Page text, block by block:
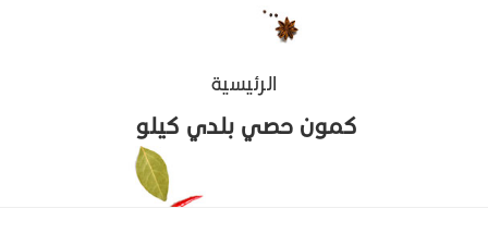
الرئيسية
كمون حصي بلدي كيلو